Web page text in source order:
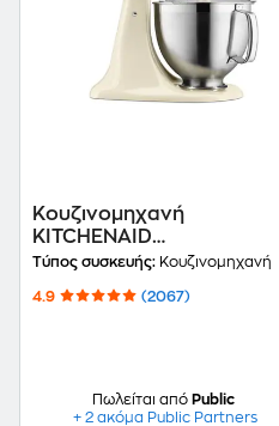
Κουζινομηχανή
KITCHENAID
5KSM175PSEAC 300 W 4.8
Τύπος συσκευής: Κουζινομηχανή
4.9 (2067)
Πωλείται από Public
+ 2 ακόμα Public Partners